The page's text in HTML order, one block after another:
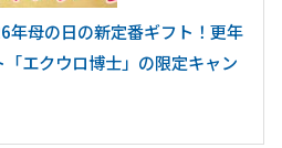
年母の日の新定番ギフト！更年
エクウロ博士」の限定キャン